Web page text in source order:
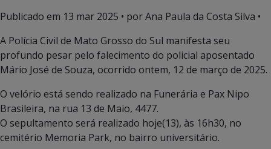
Publicado em 13 mar 2025 • por Ana Paula da Costa Silva •
A Polícia Civil de Mato Grosso do Sul manifesta seu
profundo pesar pelo falecimento do policial aposentado
Mário José de Souza, ocorrido ontem, 12 de março de 2025.
O velório está sendo realizado na Funerária e Pax Nipo
Brasileira, na rua 13 de Maio, 4477.
O sepultamento será realizado hoje(13), às 16h30, no
cemitério Memoria Park, no bairro universitário.